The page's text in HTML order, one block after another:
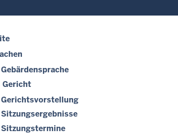
Gebärdensprache
Gericht
Gerichtsvorstellung
Sitzungsergebnisse
Sitzungstermine